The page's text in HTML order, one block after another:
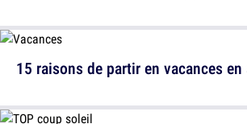
15 raisons de partir en vacances